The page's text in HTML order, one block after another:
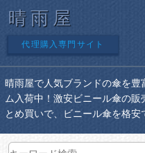
晴雨屋
代理購入専門サイト
晴雨屋で人気ブランドの傘を
ム入荷中！激安ビニール傘の
とめ買いで、ビニール傘を格安